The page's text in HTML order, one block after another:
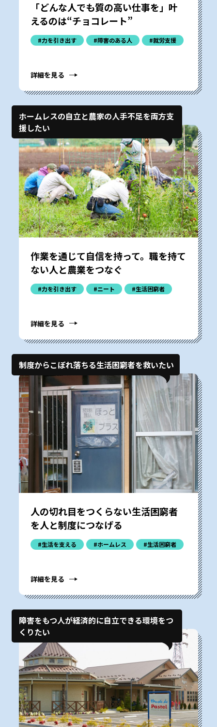
「どんな人でも質の高い仕事を」叶
えるのは“チョコレート”
#力を引き出す #障害のある人 #就労支援
詳細を見る
ホームレスの自立と農家の人手不足を両方支
援したい
作業を通じて自信を持って。職を持て
ない人と農業をつなぐ
#力を引き出す #ニート #生活困窮者
詳細を見る
制度からこぼれ落ちる生活困窮者を救いたい
人の切れ目をつくらない――生活困窮者
を人と制度につなげる
#生活を支える #ホームレス #生活困窮者
詳細を見る
障害をもつ人が経済的に自立できる環境をつ
くりたい